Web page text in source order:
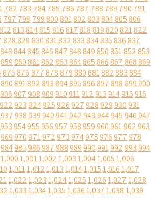
782 783 784785 786 787 788 789 790 791
797 798 799800801802803804805806
813814815816817818819820821822
828829830831832833834835836837
843844845846847848849850851852853
859860861862863864865866867868869
875876877878879880881882883884
890891892893894895896897898899900
906907908909910911912913914915916
922923924925926927928929930931
937938939940941942943944945946947
953954955956957958959960961962963
969970971972973974975976977978
984985986987988989990991992993994
1,0001,0011,0021,0031,0041,0051,006
1,0111,0121,0131,0141,0151,0161,017
1,0221,0231,0241,0251,0261,0271,028
1,0331,0341,0351,0361,0371,0381,039